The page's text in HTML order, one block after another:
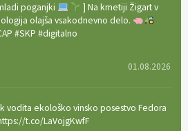
poganjki
] Na kmetiji Žigart v
olajša vsakodnevno delo.
#SKP #digitalno
01.08.2026
vodita ekološko vinsko posestvo Fedora
t.co/LaVojgKwfF